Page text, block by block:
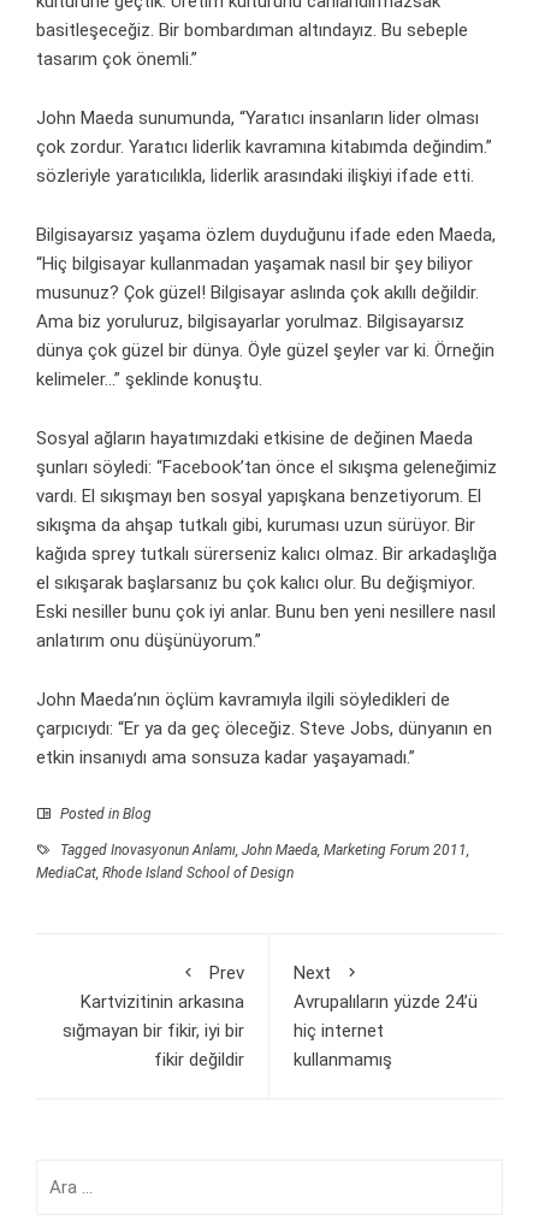
basitleşeceğiz. Bir bombardıman altındayız. Bu sebeple
tasarım çok önemli.”
John Maeda sunumunda, “Yaratıcı insanların lider olması
çok zordur. Yaratıcı liderlik kavramına kitabımda değindim.”
sözleriyle yaratıcılıkla, liderlik arasındaki ilişkiyi ifade etti.
Bilgisayarsız yaşama özlem duyduğunu ifade eden Maeda,
“Hiç bilgisayar kullanmadan yaşamak nasıl bir şey biliyor
musunuz? Çok güzel! Bilgisayar aslında çok akıllı değildir.
Ama biz yoruluruz, bilgisayarlar yorulmaz. Bilgisayarsız
dünya çok güzel bir dünya. Öyle güzel şeyler var ki. Örneğin
kelimeler…” şeklinde konuştu.
Sosyal ağların hayatımızdaki etkisine de değinen Maeda
şunları söyledi: “Facebook’tan önce el sıkışma geleneğimiz
vardı. El sıkışmayı ben sosyal yapışkana benzetiyorum. El
sıkışma da ahşap tutkalı gibi, kuruması uzun sürüyor. Bir
kağıda sprey tutkalı sürerseniz kalıcı olmaz. Bir arkadaşlığa
el sıkışarak başlarsanız bu çok kalıcı olur. Bu değişmiyor.
Eski nesiller bunu çok iyi anlar. Bunu ben yeni nesillere nasıl
anlatırım onu düşünüyorum.”
John Maeda’nın öçlüm kavramıyla ilgili söyledikleri de
çarpıcıydı: “Er ya da geç öleceğiz. Steve Jobs, dünyanın en
etkin insanıydı ama sonsuza kadar yaşayamadı.”
Posted in Blog
Tagged Inovasyonun Anlamı, John Maeda, Marketing Forum 2011,
MediaCat, Rhode Island School of Design
Prev
Kartvizitinin arkasına
sığmayan bir fikir, iyi bir
fikir değildir
Next
Avrupalıların yüzde 24’ü
hiç internet
kullanmamış